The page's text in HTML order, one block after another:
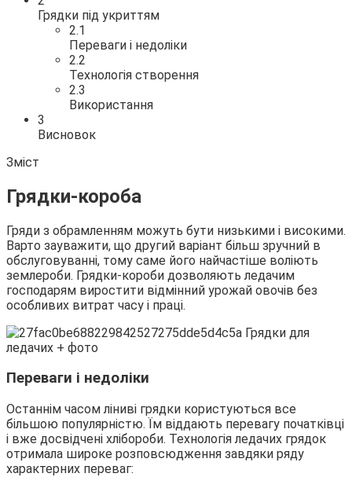
Грядки під укриттям
2.1
Переваги і недоліки
2.2
Технологія створення
2.3
Використання
3
Висновок
Зміст
Грядки-короба
Гряди з обрамленням можуть бути низькими і високими.
Варто зауважити, що другий варіант більш зручний в
обслуговуванні, тому саме його найчастіше воліють
землероби. Грядки-короби дозволяють ледачим
господарям виростити відмінний урожай овочів без
особливих витрат часу і праці.
Переваги і недоліки
Останнім часом ліниві грядки користуються все
більшою популярністю. Їм віддають перевагу початківці
і вже досвідчені хлібороби. Технологія ледачих грядок
отримала широке розповсюдження завдяки ряду
характерних переваг: